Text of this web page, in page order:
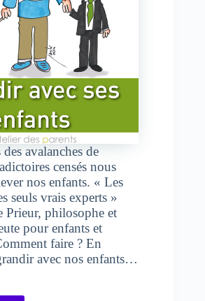
avalanches de
censés nous
nos enfants. « Les
seuls vrais experts »
Prieur, philosophe et
pour enfants et
faire ? En
avec nos enfants…